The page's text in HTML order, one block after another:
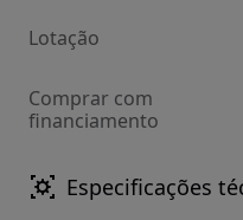
Lotação
Comprar com
financiamento
Especificações